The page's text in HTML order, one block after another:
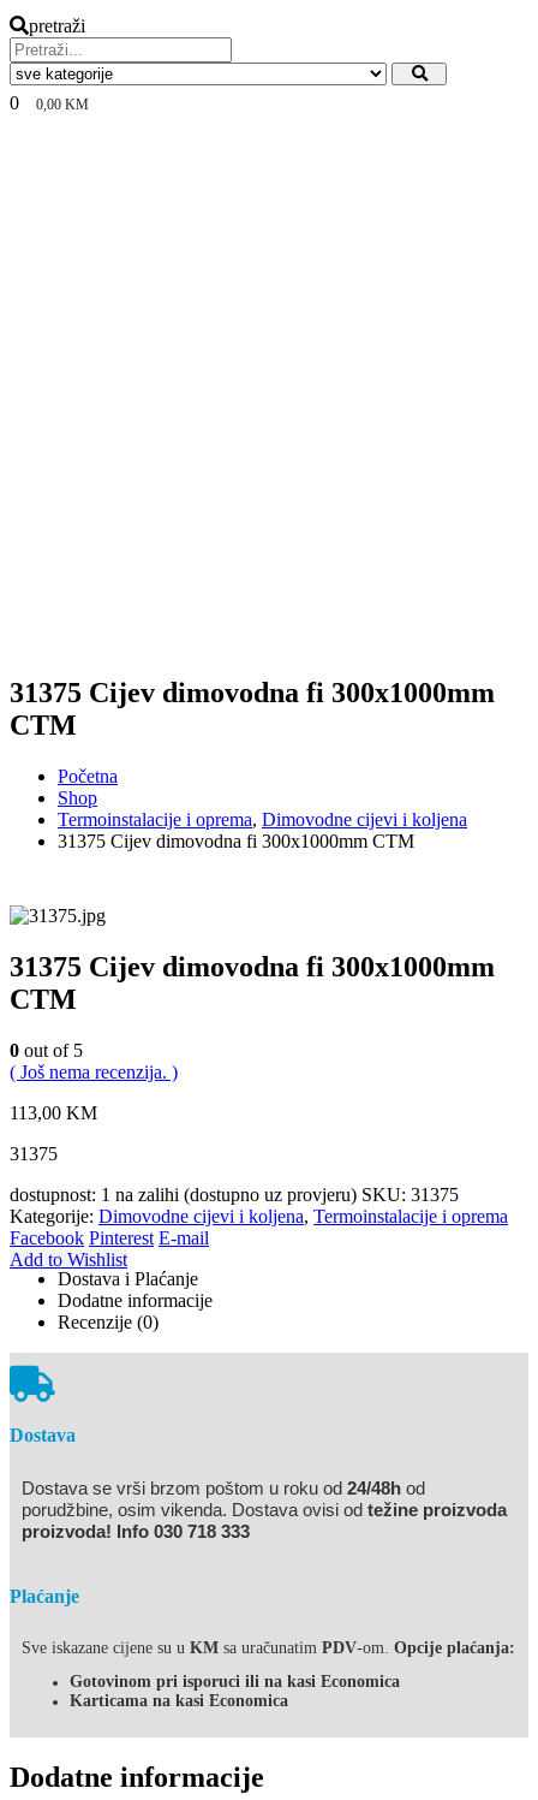
pretraži
0 0,00 KM
31375 Cijev dimovodna fi 300x1000mm
CTM
Početna
Shop
Termoinstalacije i oprema, Dimovodne cijevi i koljena
31375 Cijev dimovodna fi 300x1000mm CTM
31375 Cijev dimovodna fi 300x1000mm
CTM
0 out of 5
( Još nema recenzija. )
113,00 KM
31375
dostupnost: 1 na zalihi (dostupno uz provjeru) SKU: 31375
Kategorije: Dimovodne cijevi i koljena, Termoinstalacije i oprema
Facebook Pinterest E-mail
Add to Wishlist
Dostava i Plaćanje
Dodatne informacije
Recenzije (0)
Dostava
Dostava se vrši brzom poštom u roku od 24/48h od
porudžbine, osim vikenda. Dostava ovisi od težine proizvoda
proizvoda! Info 030 718 333
Plaćanje
Sve iskazane cijene su u KM sa uračunatim PDV-om. Opcije plaćanja:
Gotovinom pri isporuci ili na kasi Economica
Karticama na kasi Economica
Dodatne informacije